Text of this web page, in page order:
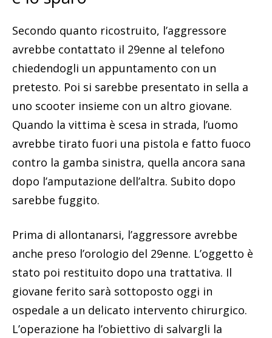
Secondo quanto ricostruito, l’aggressore
avrebbe contattato il 29enne al telefono
chiedendogli un appuntamento con un
pretesto. Poi si sarebbe presentato in sella a
uno scooter insieme con un altro giovane.
Quando la vittima è scesa in strada, l’uomo
avrebbe tirato fuori una pistola e fatto fuoco
contro la gamba sinistra, quella ancora sana
dopo l’amputazione dell’altra. Subito dopo
sarebbe fuggito.
Prima di allontanarsi, l’aggressore avrebbe
anche preso l’orologio del 29enne. L’oggetto è
stato poi restituito dopo una trattativa. Il
giovane ferito sarà sottoposto oggi in
ospedale a un delicato intervento chirurgico.
L’operazione ha l’obiettivo di salvargli la